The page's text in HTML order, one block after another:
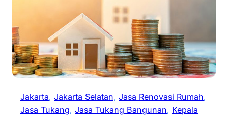
Jakarta, Jakarta Selatan, Jasa Renovasi Rumah
Jasa Tukang, Jasa Tukang Bangunan, Kepala